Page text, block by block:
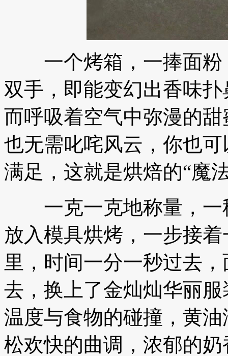
一个烤箱，一捧面粉
双手，即能变幻出香味
而呼吸着空气中弥漫的
也无需叱咤风云，你也
满足，这就是烘焙的“魔
一克一克地称量，一
放入模具烘烤，一步接
里，时间一分一秒过去
去，换上了金灿灿华丽
温度与食物的碰撞，黄
松欢快的曲调，浓郁的